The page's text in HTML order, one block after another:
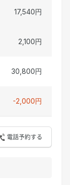
17,540円
2,100円
30,800円
-2,000円
電話予約する